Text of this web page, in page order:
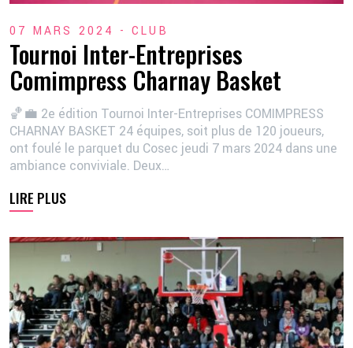
07 MARS 2024 - CLUB
Tournoi Inter-Entreprises
Comimpress Charnay Basket
🏀💼 2e édition Tournoi Inter-Entreprises COMIMPRESS
CHARNAY BASKET 24 équipes, soit plus de 120 joueurs,
ont foulé le parquet du Cosec jeudi 7 mars 2024 dans une
ambiance conviviale. Deux…
LIRE PLUS